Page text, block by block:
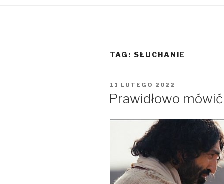
TAG: SŁUCHANIE
OPUBLIKOWANE
11 LUTEGO 2022
Prawidłowo mówić